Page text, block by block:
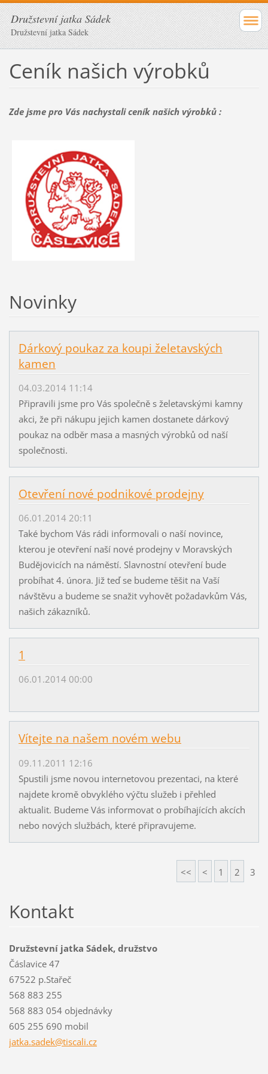
Družstevní jatka Sádek
Družstevní jatka Sádek
Ceník našich výrobků
Zde jsme pro Vás nachystali ceník našich výrobků :
Novinky
Dárkový poukaz za koupi želetavských
kamen
04.03.2014 11:14
Připravili jsme pro Vás společně s želetavskými kamny
akci, že při nákupu jejich kamen dostanete dárkový
poukaz na odběr masa a masných výrobků od naší
společnosti.
Otevření nové podnikové prodejny
06.01.2014 20:11
Také bychom Vás rádi informovali o naší novince,
kterou je otevření naší nové prodejny v Moravských
Budějovicích na náměstí. Slavnostní otevření bude
probíhat 4. února. Již teď se budeme těšit na Vaší
návštěvu a budeme se snažit vyhovět požadavkům Vás,
našich zákazníků.
1
06.01.2014 00:00
Vítejte na našem novém webu
09.11.2011 12:16
Spustili jsme novou internetovou prezentaci, na které
najdete kromě obvyklého výčtu služeb i přehled
aktualit. Budeme Vás informovat o probíhajících akcích
nebo nových službách, které připravujeme.
<< < 1 2 3
Kontakt
Družstevní jatka Sádek, družstvo
Čáslavice 47
67522 p.Stařeč
568 883 255
568 883 054 objednávky
605 255 690 mobil
jatka.sadek@tiscali.cz